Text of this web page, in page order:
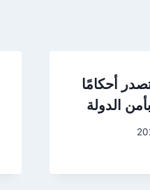
أحكامًا
الدولة